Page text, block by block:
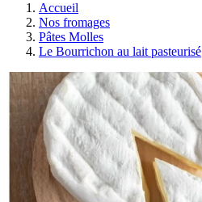
Accueil
Nos fromages
Pâtes Molles
Le Bourrichon au lait pasteurisé